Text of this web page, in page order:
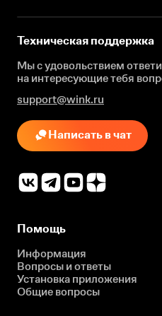
Техническая поддержка
Мы с удовольствием
на интересующиетебя
support@wink.ru
Написать в чат
Помощь
Информация
Вопросы и ответы
Установка приложения
Общие вопросы